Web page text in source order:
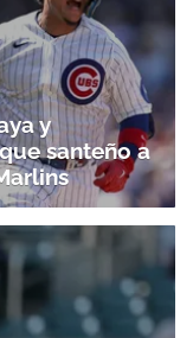
boletín.
ACEPTAR
y
santeño a